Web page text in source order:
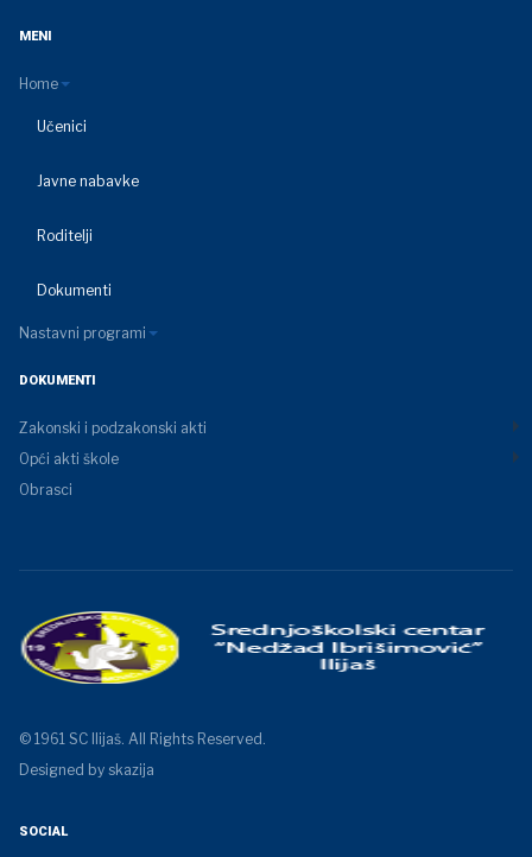
MENI
Home
Učenici
Javne nabavke
Roditelji
Dokumenti
Nastavni programi
DOKUMENTI
Zakonski i podzakonski akti
Opći akti škole
Obrasci
© 1961 SC Ilijaš. All Rights Reserved.
Designed by skazija
SOCIAL